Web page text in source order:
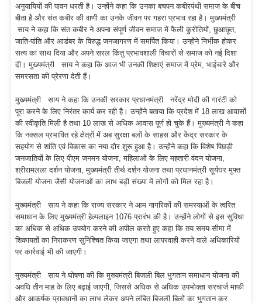
अनुयायियों की पावन धरती है। उन्होंने कहा कि उनका बचपन कबीरपंथी समाज के बीच
बीता है और संत कबीर की वाणी का उनके जीवन पर गहरा प्रभाव रहा है। मुख्यमंत्री
साय ने कहा कि संत कबीर ने अपना संपूर्ण जीवन समाज में फैली कुरीतियों, छुआछूत,
जाति-पांति और आडंबर के विरुद्ध जनजागरण में समर्पित किया। उन्होंने निर्भीक होकर
सत्य का साथ दिया और अपने सरल किंतु प्रभावशाली विचारों से समाज को नई दिशा
दी। मुख्यमंत्री साय ने कहा कि आज भी उनकी शिक्षाएं समाज में प्रेम, भाईचारे और
समरसता की प्रेरणा देती हैं।
मुख्यमंत्री साय ने कहा कि उनकी सरकार प्रधानमंत्री नरेंद्र मोदी की गारंटी को
पूरा करने के लिए निरंतर कार्य कर रही है। उन्होंने बताया कि प्रदेश में 18 लाख आवासों
की स्वीकृति मिली है तथा 10 लाख से अधिक आवास पूर्ण हो चुके हैं। मुख्यमंत्री ने कहा
कि नक्सल प्रभावित रहे क्षेत्रों में अब सुरक्षा बलों के साहस और केंद्र सरकार के
सहयोग से शांति एवं विकास का नया दौर शुरू हुआ है। उन्होंने कहा कि विशेष पिछड़ी
जनजातियों के लिए पीएम जनमन योजना, महिलाओं के लिए महतारी वंदन योजना,
श्रीरामलला दर्शन योजना, मुख्यमंत्री तीर्थ दर्शन योजना तथा प्रधानमंत्री सूर्यघर मुफ्त
बिजली योजना जैसी योजनाओं का लाभ बड़ी संख्या में लोगों को मिल रहा है।
मुख्यमंत्री साय ने कहा कि राज्य सरकार ने आम नागरिकों की समस्याओं के त्वरित
समाधान के लिए मुख्यमंत्री हेल्पलाइन 1076 प्रारंभ की है। उन्होंने लोगों से इस सुविधा
का अधिक से अधिक उपयोग करने की अपील करते हुए कहा कि तय समय-सीमा में
शिकायतों का निराकरण सुनिश्चित किया जाएगा तथा लापरवाही करने वाले अधिकारियों
पर कार्रवाई भी की जाएगी।
मुख्यमंत्री साय ने घोषणा की कि मुख्यमंत्री बिजली बिल भुगतान समाधान योजना की
अवधि तीन माह के लिए बढ़ाई जाएगी, जिससे अधिक से अधिक उपभोक्ता सरचार्ज माफी
और आकर्षक प्रावधानों का लाभ लेकर अपने लंबित बिजली बिलों का भुगतान कर